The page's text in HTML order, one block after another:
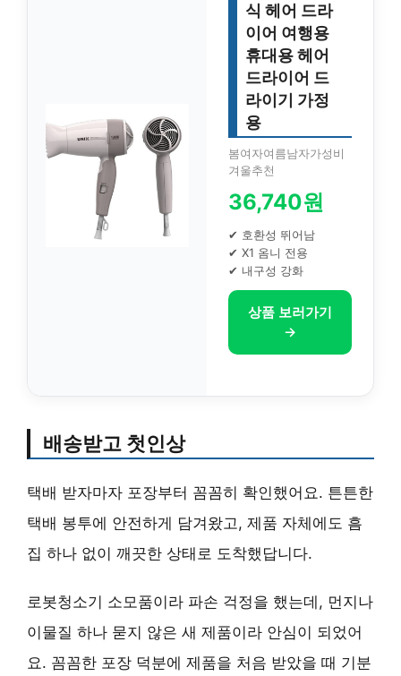
식 헤어 드라
이어 여행용
휴대용 헤어
드라이어 드
라이기 가정
용
봄여자여름남자가성비
겨울추천
36,740원
✔ 호환성 뛰어남
✔ X1 옴니 전용
✔ 내구성 강화
상품 보러가기
→
배송받고 첫인상
택배 받자마자 포장부터 꼼꼼히 확인했어요. 튼튼한
택배 봉투에 안전하게 담겨왔고, 제품 자체에도 흠
집 하나 없이 깨끗한 상태로 도착했답니다.
로봇청소기 소모품이라 파손 걱정을 했는데, 먼지나
이물질 하나 묻지 않은 새 제품이라 안심이 되었어
요. 꼼꼼한 포장 덕분에 제품을 처음 받았을 때 기분